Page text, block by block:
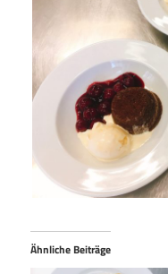
Ähnliche Beiträge